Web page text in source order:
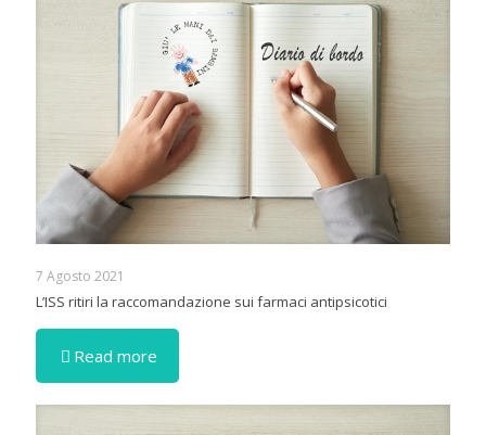
7 Agosto 2021
L’ISS ritiri la raccomandazione sui farmaci antipsicotici
Read more